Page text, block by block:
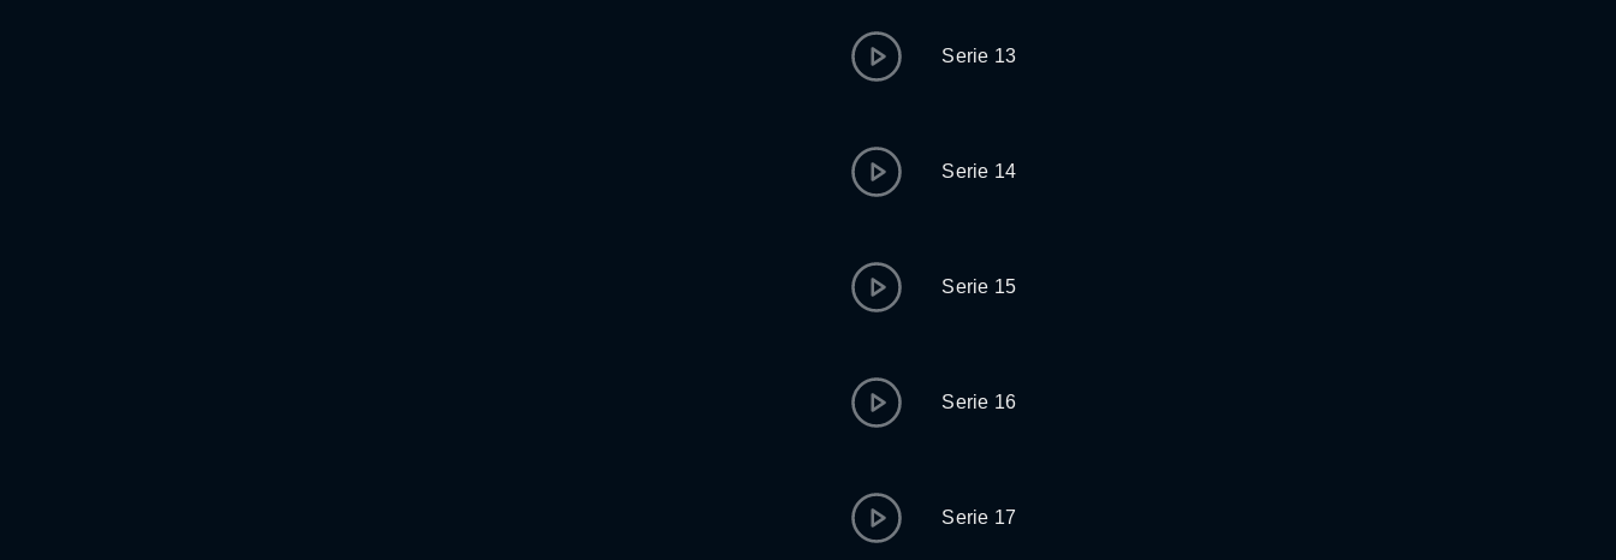
Serie 13
Serie 14
Serie 15
Serie 16
Serie 17